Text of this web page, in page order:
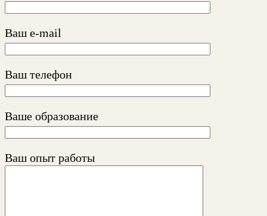
Ваш e-mail
Ваш телефон
Ваше образование
Ваш опыт работы